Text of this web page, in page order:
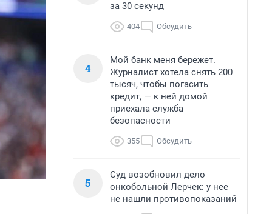
за 30 секунд
404 Обсудить
4
Мой банк меня бережет.
Журналист хотела снять 200
тысяч, чтобы погасить
кредит, — к ней домой
приехала служба
безопасности
355 Обсудить
5
Суд возобновил дело
онкобольной Лерчек: у нее
не нашли противопоказаний